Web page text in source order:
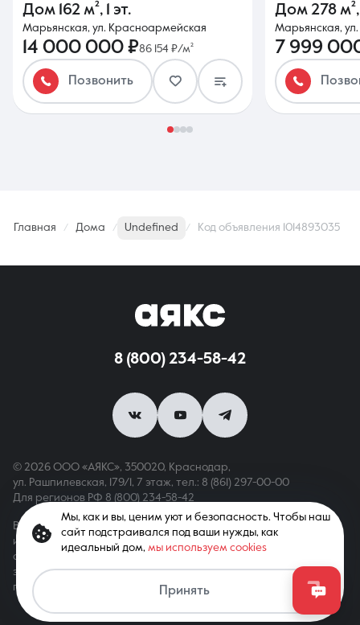
Дом 162 м², 1 эт.
Марьянская, ул. Красноармейская
14 000 000 ₽86 154 ₽/м²
Позвонить
Дом 278 м²
Марьянская, ул.
7 999
Главная Дома Undefined Код объявления 1014893035
Связаться с агентом
8 (800) 234-58-42
© 2026 ООО «АЯКС», 350020, Краснодар,
ул. Рашпилевская, 179/1, 7 этаж, тел.: 8 (861) 297-00-00
Для регионов РФ 8 (800) 234-58-42
Вся информация, опубликованная на сайте, носит только
информационный характер и не является публичной офертой,
определяемой положениями ст. 437 ГК РФ. Все права
защищены. При копировании материалов с сайта
гиперссылка обязательна
Мы, как и вы, ценим уют и безопасность. Чтобы наш
сайт подстраивался под ваши нужды, как
идеальный дом, мы используем cookies
Принять